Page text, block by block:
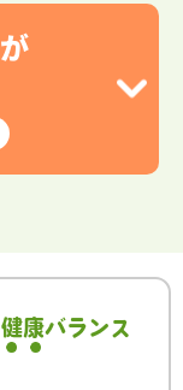
が
健康バランス